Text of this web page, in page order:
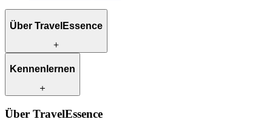
Über TravelEssence
Was wir anbieten
Was uns einzigartig macht
Klimabewusst reisen
Kennenlernen
Unsere Reiseexperten
Über TravelEssence